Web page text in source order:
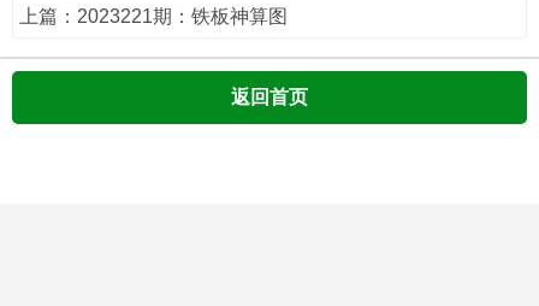
上篇：2023221期：铁板神算图
返回首页